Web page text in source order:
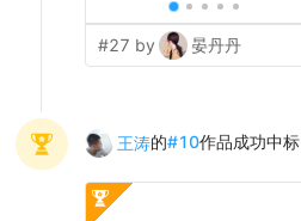
#27 by 晏丹丹
王涛的#10作品成功中标